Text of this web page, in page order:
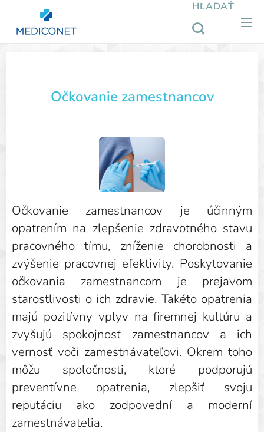
HĽADAŤ
Očkovanie zamestnancov
Očkovanie zamestnancov je účinným
opatrením na zlepšenie zdravotného stavu
pracovného tímu, zníženie chorobnosti a
zvýšenie pracovnej efektivity. Poskytovanie
očkovania zamestnancom je prejavom
starostlivosti o ich zdravie. Takéto opatrenia
majú pozitívny vplyv na firemnej kultúru a
zvyšujú spokojnosť zamestnancov a ich
vernosť voči zamestnávateľovi. Okrem toho
môžu spoločnosti, ktoré podporujú
preventívne opatrenia, zlepšiť svoju
reputáciu ako zodpovední a moderní
zamestnávatelia.